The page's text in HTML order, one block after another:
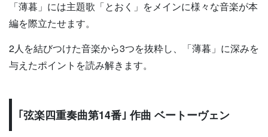
「薄暮」には主題歌「とおく」をメインに様々な音楽が本
編を際立たせます。
2人を結びつけた音楽から3つを抜粋し、「薄暮」に深みを
与えたポイントを読み解きます。
｢弦楽四重奏曲第14番｣ 作曲 ベートーヴェン